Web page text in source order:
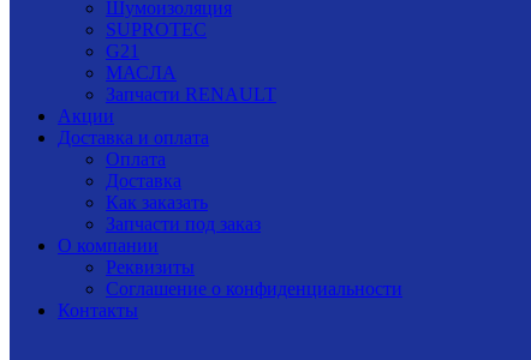
Шумоизоляция
SUPROTEC
G21
МАСЛА
Запчасти RENAULT
Акции
Доставка и оплата
Оплата
Доставка
Как заказать
Запчасти под заказ
О компании
Реквизиты
Соглашение о конфиденциальности
Контакты